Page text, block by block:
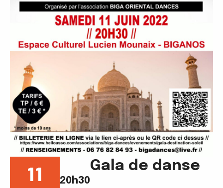
11 20h30
Gala de danse